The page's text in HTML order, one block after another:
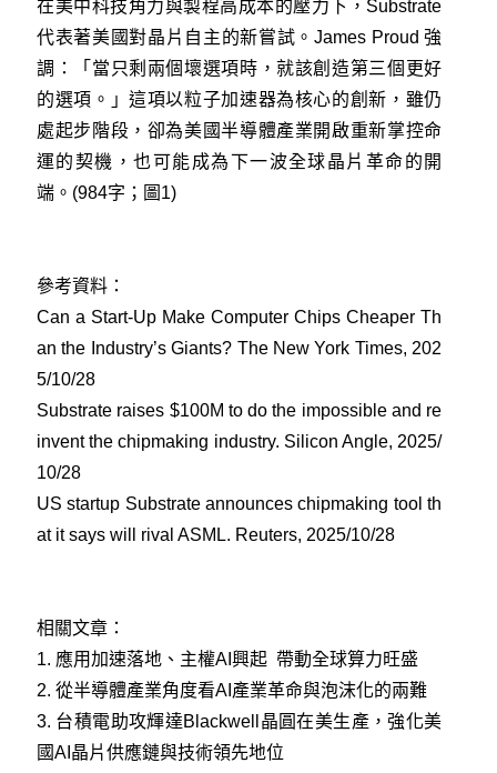
在美中科技角力與製程高成本的壓力下，Substrate
代表著美國對晶片自主的新嘗試。James Proud 強
調：「當只剩兩個壞選項時，就該創造第三個更好
的選項。」這項以粒子加速器為核心的創新，雖仍
處起步階段，卻為美國半導體產業開啟重新掌控命
運的契機，也可能成為下一波全球晶片革命的開
端。(984字；圖1)
參考資料：
Can a Start-Up Make Computer Chips Cheaper Th
an the Industry’s Giants? The New York Times, 202
5/10/28
Substrate raises $100M to do the impossible and re
invent the chipmaking industry. Silicon Angle, 2025/
10/28
US startup Substrate announces chipmaking tool th
at it says will rival ASML. Reuters, 2025/10/28
相關文章：
1. 應用加速落地、主權AI興起 帶動全球算力旺盛
2. 從半導體產業角度看AI產業革命與泡沫化的兩難
3. 台積電助攻輝達Blackwell晶圓在美生產，強化美
國AI晶片供應鏈與技術領先地位